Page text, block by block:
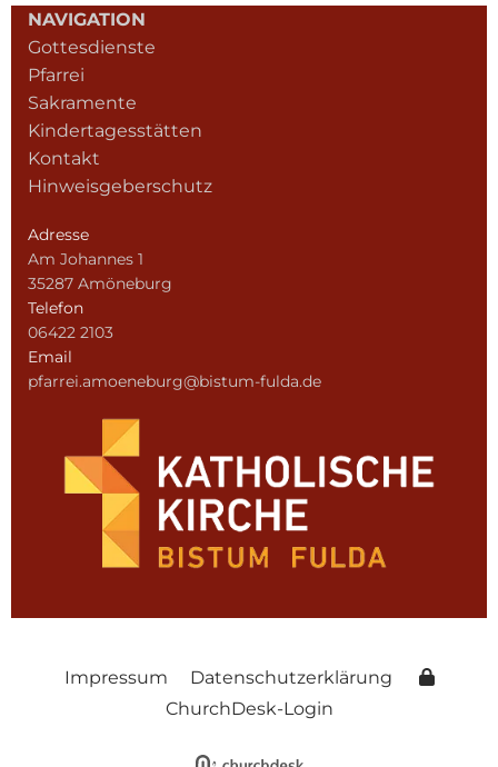
NAVIGATION
Gottesdienste
Pfarrei
Sakramente
Kindertagesstätten
Kontakt
Hinweisgeberschutz
Adresse
Am Johannes 1
35287 Amöneburg
Telefon
06422 2103
Email
pfarrei.amoeneburg@bistum-fulda.de
Impressum
Datenschutzerklärung
ChurchDesk-Login